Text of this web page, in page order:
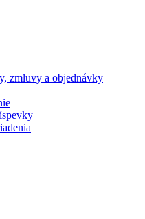
zmluvy a objednávky